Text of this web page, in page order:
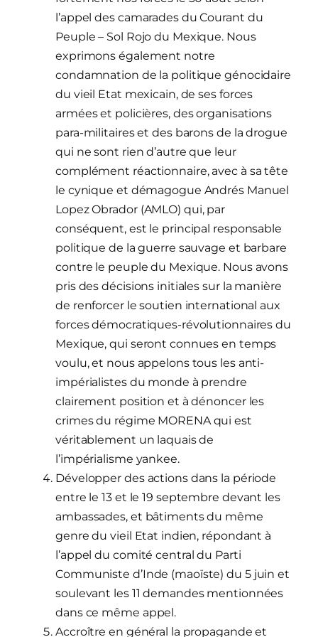
l’appel des camarades du Courant du
Peuple – Sol Rojo du Mexique. Nous
exprimons également notre
condamnation de la politique génocidaire
du vieil Etat mexicain, de ses forces
armées et policières, des organisations
para-militaires et des barons de la drogue
qui ne sont rien d’autre que leur
complément réactionnaire, avec à sa tête
le cynique et démagogue Andrés Manuel
Lopez Obrador (AMLO) qui, par
conséquent, est le principal responsable
politique de la guerre sauvage et barbare
contre le peuple du Mexique. Nous avons
pris des décisions initiales sur la manière
de renforcer le soutien international aux
forces démocratiques-révolutionnaires du
Mexique, qui seront connues en temps
voulu, et nous appelons tous les anti-
impérialistes du monde à prendre
clairement position et à dénoncer les
crimes du régime MORENA qui est
véritablement un laquais de
l’impérialisme yankee.
Développer des actions dans la période
entre le 13 et le 19 septembre devant les
ambassades, et bâtiments du même
genre du vieil Etat indien, répondant à
l’appel du comité central du Parti
Communiste d’Inde (maoïste) du 5 juin et
soulevant les 11 demandes mentionnées
dans ce même appel.
Accroître en général la propagande et